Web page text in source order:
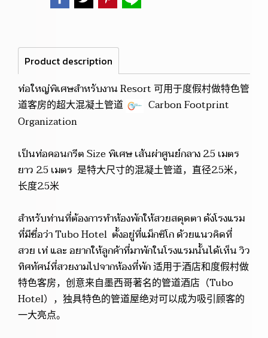
Product description
ท่อใหญ่พิเศษสำหรับงาน Resort 可用于度假村做特色管
道客房的超大混凝土管道
Carbon Footprint
Organization
เป็นท่อคอนกรีต Size พิเศษ เส้นผ่าศูนย์กลาง 2.5 เมตร
ยาว 2.5 เมตร 是特大尺寸的混凝土管道，直径2.5米，
长度2.5米
สำหรับท่านที่ต้องการทำห้องพักให้สวยสดุดตา ดังโรงแรม
ที่มีชื่อว่า Tubo Hotel ตั้งอยู่ที่แม็กซิโก ด้วยแนวคิดที่
สวย เท่ และ อยากให้ลูกค้าที่มาพักในโรงแรมนั้นได้เห็น วิว
ทิศทัศน์ที่สวยงามไปจากห้องที่พัก 适用于酒店和度假村做
特色客房，创意来自墨西哥著名的管道酒店（Tubo
Hotel），独具特色的管道屋绝对可以成为吸引顾客的
一大亮点。